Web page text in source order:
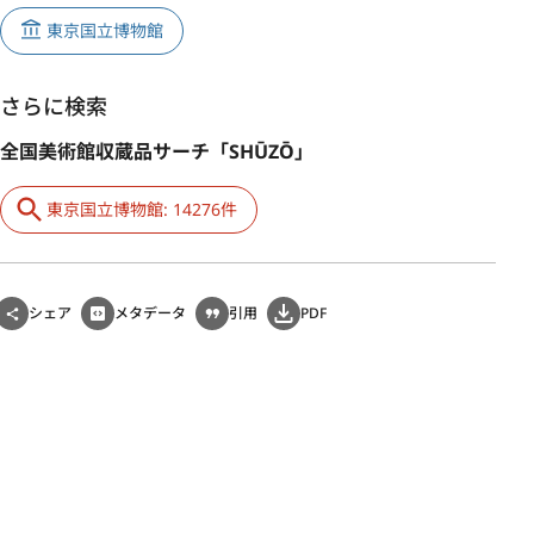
東京国立博物館
さらに検索
全国美術館収蔵品サーチ「SHŪZŌ」
東京国立博物館: 14276件
シェア メタデータ 引用 PDF